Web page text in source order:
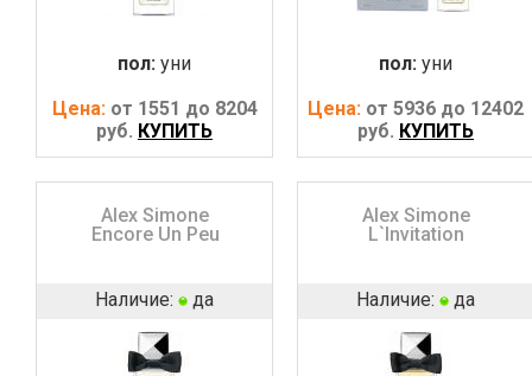
пол: уни
Цена: от 1551 до 8204
руб. КУПИТЬ
пол: уни
Цена: от 5936 до 12402
руб. КУПИТЬ
Alex Simone
Encore Un Peu
Наличие: да
Alex Simone
L`Invitation
Наличие: да